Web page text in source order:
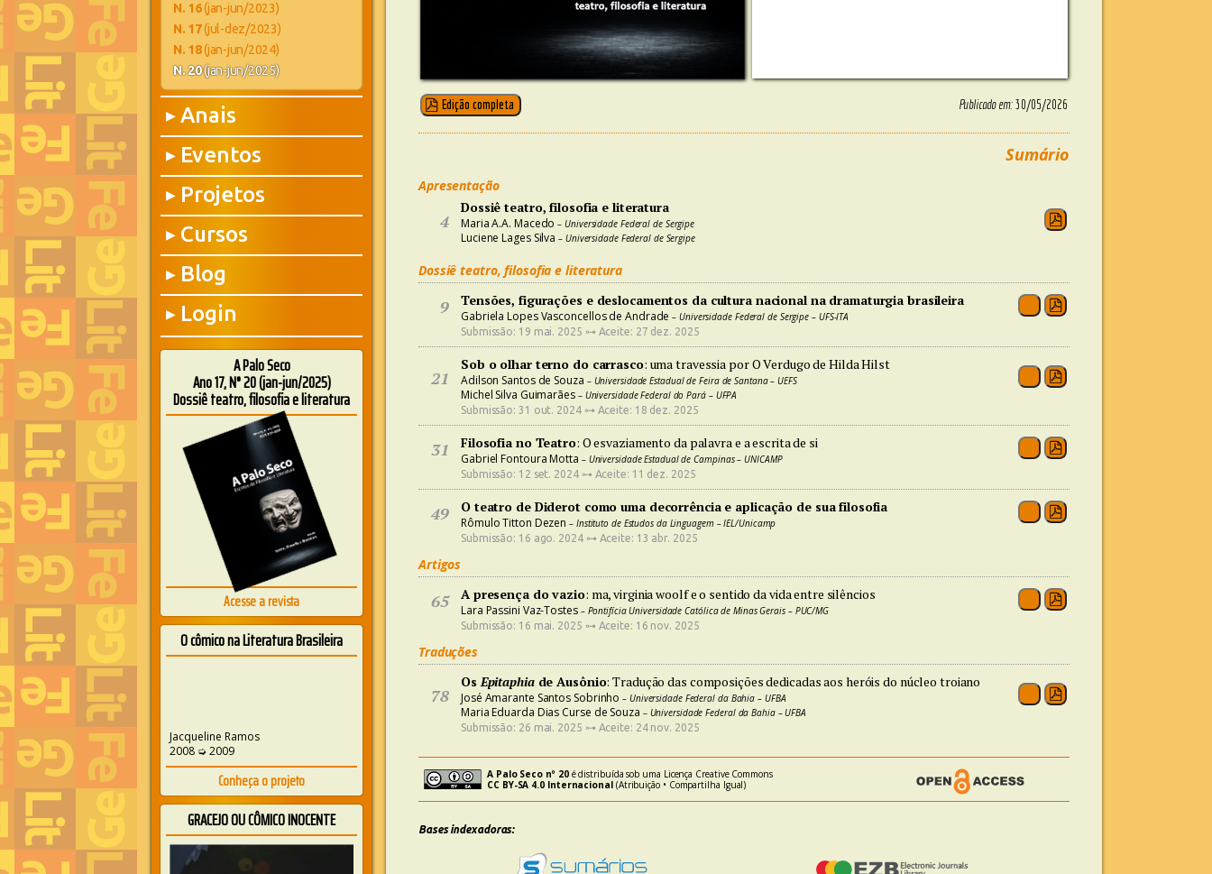
N. 16(jan-jun/2023)
N. 17(jul-dez/2023)
N. 18(jan-jun/2024)
N. 20(jan-jun/2025)
▶ Anais
▶ Eventos
▶ Projetos
▶ Cursos
▶ Blog
▶ Login
A Palo Seco
Ano 17, N° 20 (jan-jun/2025)
Dossiê teatro, filosofia e literatura
Acesse a revista
O cômico na Literatura Brasileira
Jacqueline Ramos
2008 ➭ 2009
Conheça o projeto
GRACEJO OU CÔMICO INOCENTE
Edição completa Publicado em:30/05/2026
Sumário
Apresentação
4
Dossiê teatro, filosofia e literatura
Maria A.A. Macedo – Universidade Federal de Sergipe
Luciene Lages Silva – Universidade Federal de Sergipe
Dossiê teatro, filosofia e literatura
9 Tensões, figurações e deslocamentos da cultura nacional na dramaturgia brasileira
Gabriela Lopes Vasconcellos de Andrade – Universidade Federal de Sergipe – UFS-ITA
Submissão: 19 mai. 2025 ⊶ Aceite: 27 dez. 2025
21
Sob o olhar terno do carrasco: uma travessia por O Verdugo de Hilda Hilst
Adilson Santos de Souza – Universidade Estadual de Feira de Santana – UEFS
Michel Silva Guimarães– Universidade Federal do Pará – UFPA
Submissão: 31 out. 2024 ⊶ Aceite: 18 dez. 2025
31 Filosofia no Teatro: O esvaziamento da palavra e a escrita de si
Gabriel Fontoura Motta – Universidade Estadual de Campinas – UNICAMP
Submissão: 12 set. 2024 ⊶ Aceite: 11 dez. 2025
49 O teatro de Diderot como uma decorrência e aplicação de sua filosofia
Rômulo Titton Dezen – Instituto de Estudos da Linguagem – IEL/Unicamp
Submissão: 16 ago. 2024 ⊶ Aceite: 13 abr. 2025
Artigos
65 A presença do vazio: ma, virginia woolf e o sentido da vida entre silêncios
Lara Passini Vaz-Tostes– Pontifícia Universidade Católica de Minas Gerais – PUC/MG
Submissão: 16 mai. 2025 ⊶ Aceite: 16 nov. 2025
Traduções
78
Os Epitaphiade Ausônio: Tradução das composições dedicadas aos heróis do núcleo troiano
José Amarante Santos Sobrinho – Universidade Federal da Bahia – UFBA
Maria Eduarda Dias Curse de Souza – Universidade Federal da Bahia – UFBA
Submissão: 26 mai. 2025 ⊶ Aceite: 24 nov. 2025
A Palo Seco nº 20é distribuída sob uma Licença Creative Commons
CC BY-SA 4.0 Internacional(Atribuição • Compartilha Igual)
Bases indexadoras: